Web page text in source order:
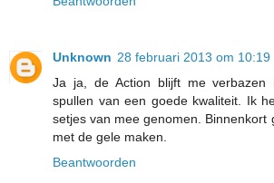
Unknown 28 februari 2013 om 10:19
Ja ja, de Action blijft me verbazen
spullen van een goede kwaliteit. Ik
setjes van mee genomen. Binnenkort
met de gele maken.
Beantwoorden